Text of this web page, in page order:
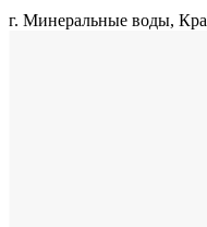
г. Минеральные воды,